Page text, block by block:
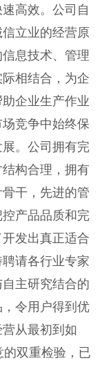
高效。公司自
立业的经营原
息技术、管理
相结合，为企
企业生产作业
竞争中始终保
。公司拥有完
构合理，拥有
干，先进的管
产品品质和完
发出真正适合
请各行业专家
主研究结合的
令用户得到优
从最初到如
双重检验，已